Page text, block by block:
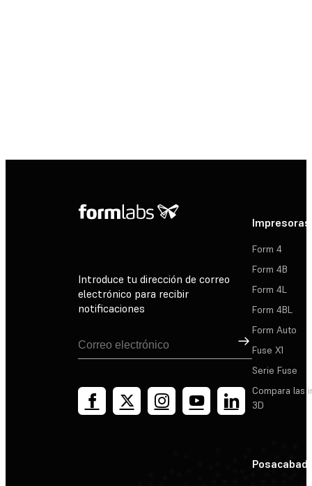
Introduce tu dirección de correo
electrónico para recibir
notificaciones
Suscribirse
Impresoras
Form 4
Form 4B
Form 4L
Form 4BL
Form Auto
Fuse X1
Serie Fuse
Compara las
3D